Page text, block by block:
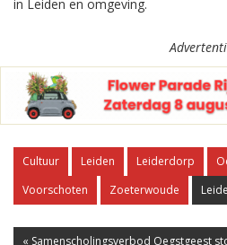
in Leiden en omgeving.
Cultuur Leiden Leiderdorp
Voorschoten
Zoeterwoude
« Samenscholingsverbod Oegstgeest